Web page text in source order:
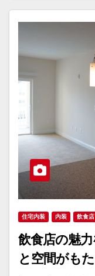
住宅内装 内装 飲食店
飲食店の魅
と空間がも